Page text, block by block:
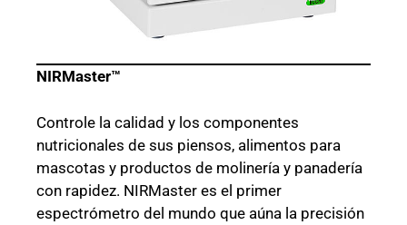
NIRMaster™
Controle la calidad y los componentes
nutricionales de sus piensos, alimentos para
mascotas y productos de molinería y panadería
con rapidez. NIRMaster es el primer
espectrómetro del mundo que aúna la precisión